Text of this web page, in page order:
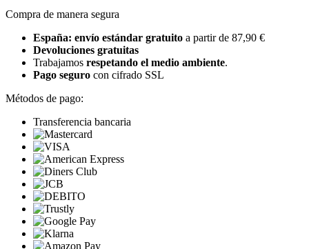
Compra de manera segura
España: envío estándar gratuito a partir de 87,90 €
Devoluciones gratuitas
Trabajamos respetando el medio ambiente.
Pago seguro con cifrado SSL
Métodos de pago:
Transferencia bancaria